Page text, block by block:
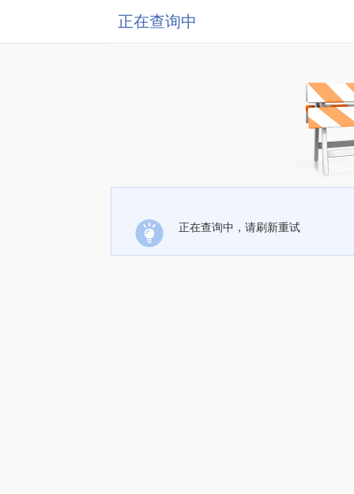
正在查询中
正在查询中，请刷新重试